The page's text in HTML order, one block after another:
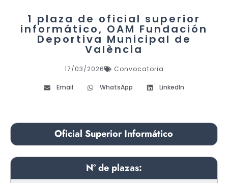
1 plaza de oficial superior
informático, OAM Fundación
Deportiva Municipal de
València
17/03/2026 Convocatoria
Email WhatsApp LinkedIn
Oficial Superior Informático
Nº de plazas: